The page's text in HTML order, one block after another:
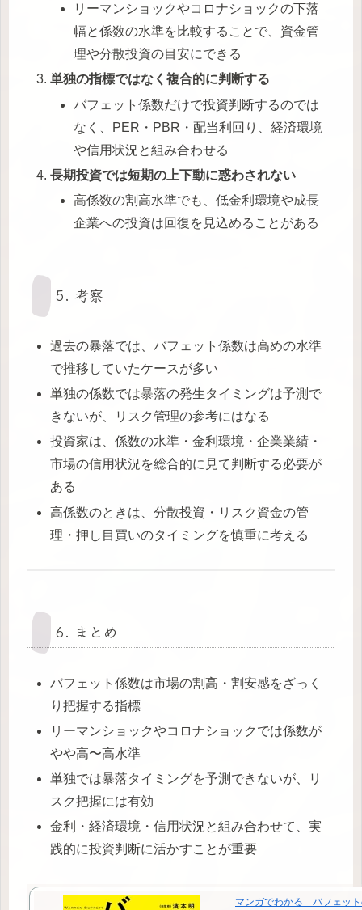
リーマンショックやコロナショックの下落
幅と係数の水準を比較することで、資金管
理や分散投資の目安にできる
単独の指標ではなく複合的に判断する
バフェット係数だけで投資判断するのでは
なく、PER・PBR・配当利回り、経済環境
や信用状況と組み合わせる
長期投資では短期の上下動に惑わされない
高係数の割高水準でも、低金利環境や成長
企業への投資は回復を見込めることがある
5. 考察
過去の暴落では、バフェット係数は高めの水準
で推移していたケースが多い
単独の係数では暴落の発生タイミングは予測で
きないが、リスク管理の参考にはなる
投資家は、係数の水準・金利環境・企業業績・
市場の信用状況を総合的に見て判断する必要が
ある
高係数のときは、分散投資・リスク資金の管
理・押し目買いのタイミングを慎重に考える
6. まとめ
バフェット係数は市場の割高・割安感をざっく
り把握する指標
リーマンショックやコロナショックでは係数が
やや高〜高水準
単独では暴落タイミングを予測できないが、リ
スク把握には有効
金利・経済環境・信用状況と組み合わせて、実
践的に投資判断に活かすことが重要
マンガでわかる バフェッ